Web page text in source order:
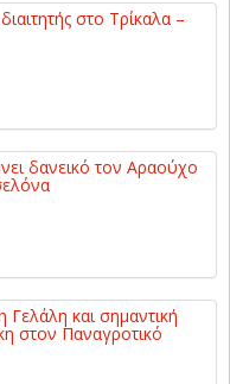
στο Τρίκαλα –
δανεικό τον Αραούχο
και σημαντική
στον Παναγροτικό